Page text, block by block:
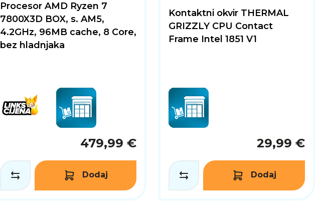
Procesor AMD Ryzen 7
7800X3D BOX, s. AM5,
4.2GHz, 96MB cache, 8 Core,
bez hladnjaka
479,99 €
Dodaj
Kontaktni okvir THERMAL
GRIZZLY CPU Contact
Frame Intel 1851 V1
29,99 €
Dodaj